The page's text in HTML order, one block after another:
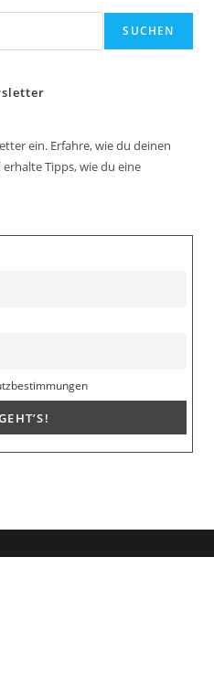
SUCHEN
ein. Erfahre, wie du deinen
Tipps, wie du eine